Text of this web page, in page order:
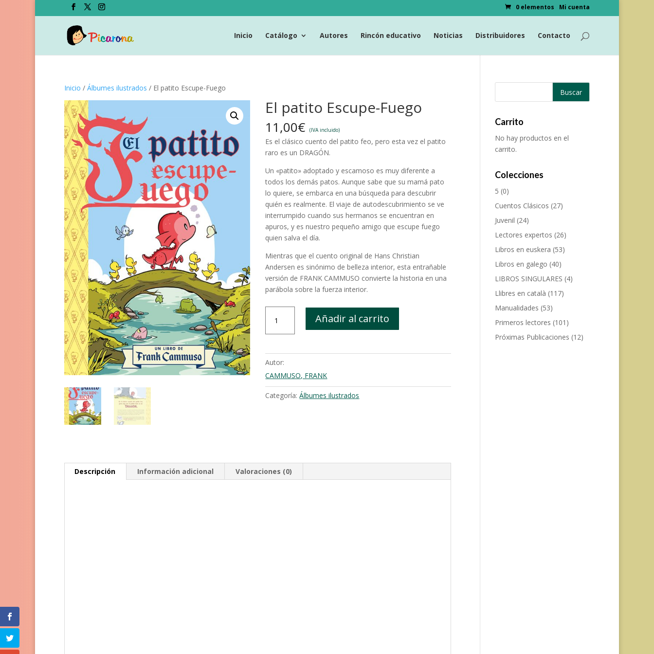
Mi cuenta
0 elementos
Inicio Catálogo Autores Rincón educativo Noticias Distribuidores Contacto
Inicio / Álbumes ilustrados / El patito Escupe-Fuego
El patito Escupe-Fuego
11,00€ (IVA incluido)
Es el clásico cuento del patito feo, pero esta vez el patito
raro es un DRAGÓN.
Un «patito» adoptado y escamoso es muy diferente a
todos los demás patos. Aunque sabe que su mamá pato
lo quiere, se embarca en una búsqueda para descubrir
quién es realmente. El viaje de autodescubrimiento se ve
interrumpido cuando sus hermanos se encuentran en
apuros, y es nuestro pequeño amigo que escupe fuego
quien salva el día.
Mientras que el cuento original de Hans Christian
Andersen es sinónimo de belleza interior, esta entrañable
versión de FRANK CAMMUSO convierte la historia en una
parábola sobre la fuerza interior.
patito
Escupe-
cantidad
Añadir al carrito
Autor:
CAMMUSO, FRANK
Categoría:Álbumes ilustrados
Descripción Información adicional Valoraciones (0)
Carrito
No hay productos en el
carrito.
Colecciones
5 (0)
Cuentos Clásicos (27)
Juvenil (24)
Lectores expertos (26)
Libros en euskera (53)
Libros en galego (40)
LIBROS SINGULARES (4)
Llibres en català (117)
Manualidades (53)
Primeros lectores (101)
Próximas Publicaciones (12)